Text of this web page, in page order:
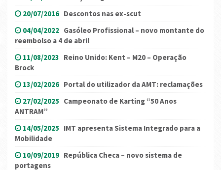
20/07/2016 Descontos nas ex-scut
04/04/2022 Gasóleo Profissional – novo montante do
reembolso a 4 de abril
11/08/2023 Reino Unido: Kent – M20 – Operação
Brock
13/02/2026 Portal do utilizador da AMT: reclamações
27/02/2025 Campeonato de Karting “50 Anos
ANTRAM”
14/05/2025 IMT apresenta Sistema Integrado para a
Mobilidade
10/09/2019 República Checa – novo sistema de
portagens